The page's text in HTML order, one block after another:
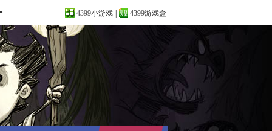
4399小游戏 4399游戏盒